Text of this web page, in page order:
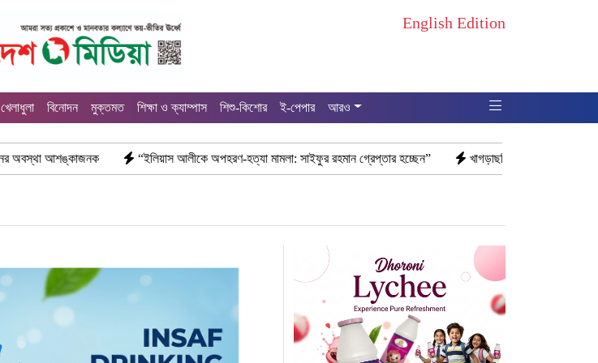
English Edition
খেলাধুলা বিনোদন মুক্তমত শিক্ষা ও ক্যাম্পাস শিশু-কিশোর ই-পেপার আরও
“ইলিয়াস আলীকে অপহরণ-হত্যা মামলা: সাইফুর রহমান গ্রেপ্তার হচ্ছেন” খাগড়াছড়ি রামগড় পুলিশের অভিযানে: ১৫ পিস ইয়াবাসহ